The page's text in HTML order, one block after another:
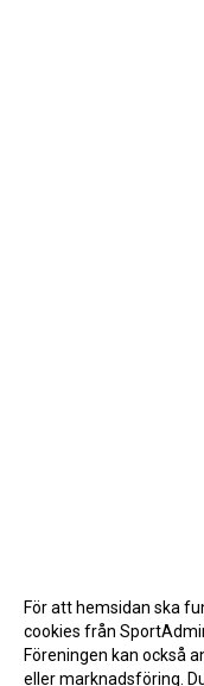
För att hemsidan ska
cookies från
Föreningen kan också
eller marknadsföring.